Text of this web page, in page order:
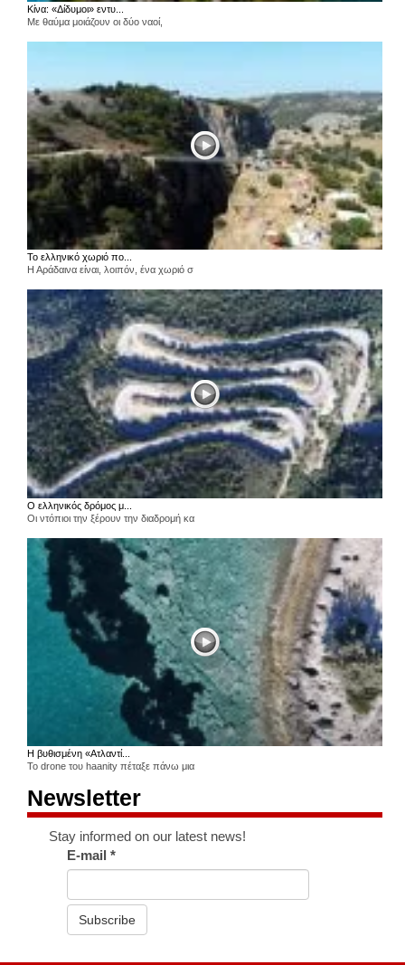
Κίνα: «Δίδυμοι» εντυ...
Με θαύμα μοιάζουν οι δύο ναοί,
Το ελληνικό χωριό πο...
Η Αράδαινα είναι, λοιπόν, ένα χωριό σ
Ο ελληνικός δρόμος μ...
Οι ντόπιοι την ξέρουν την διαδρομή κα
Η βυθισμένη «Ατλαντί...
Το drone του haanity πέταξε πάνω μια
Newsletter
Stay informed on our latest news!
E-mail*
Subscribe